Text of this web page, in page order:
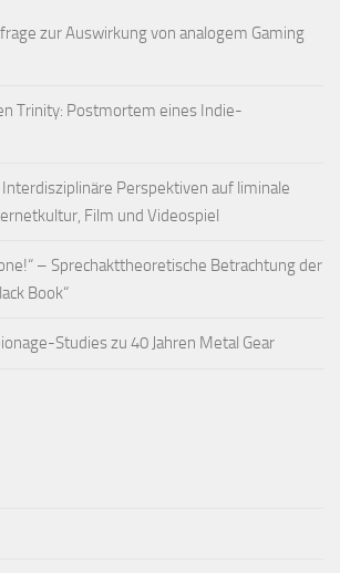
zur Auswirkung von analogem Gaming
Trinity: Postmortem eines Indie-
Interdisziplinäre Perspektiven auf liminale
Film und Videospiel
– Sprechakttheoretische Betrachtung der
Book“
Studies zu 40 Jahren Metal Gear